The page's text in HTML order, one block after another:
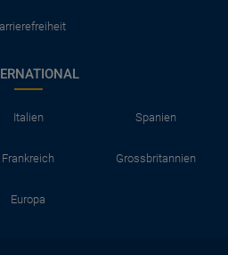
Italien Spanien
Frankreich Grossbritannien
Europa